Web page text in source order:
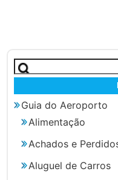
Pesquisar
por:
Guia do Aeroporto
Alimentação
Achados e
Aluguel de Carros